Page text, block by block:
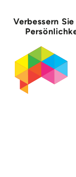
Verbessern